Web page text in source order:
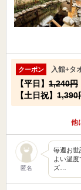
クーポン 入館+タ
【平日】 1,240円
【土日祝】 1,390
他
匿名
毎週お世
よい温
ズ…